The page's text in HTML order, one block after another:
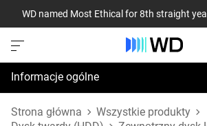
WD named Most Ethical for 8th straight
Informacje ogólne
Dane techniczne
Strona główna
Wszystkie produkty